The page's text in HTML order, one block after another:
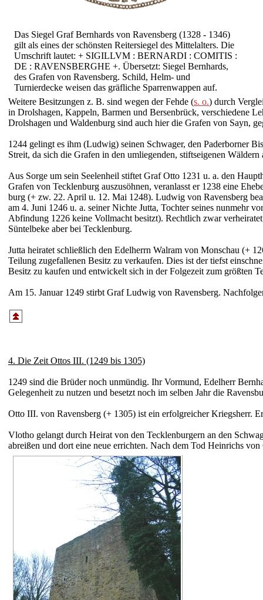
Das Siegel Graf Bernhards von Ravensberg (1328 - 1346)
gilt als eines der schönsten Reitersiegel des Mittelalters. Die
Umschrift lautet: + SIGILLVM : BERNARDI : COMITIS :
DE : RAVENSBERGHE +. Übersetzt: Siegel Bernhards,
des Grafen von Ravensberg. Schild, Helm- und
Turnierdecke weisen das gräfliche Sparrenwappen auf.
Weitere Besitz­ungen z. B. sind wegen der Fehde (s. o.) durch
in Drols­hagen, Kappeln, Barmen und Bersen­brück, verschie­dene
Drols­hagen und Walden­burg sind auch hier die Grafen von Sayn,
1244 gelingt es ihm (Ludwig) seinen Schwager, den Pader­borner
Streit, da sich die Grafen in den umlie­genden, stifts­eigenen
Aus Sorge um sein Seelen­heil stiftet Graf Otto 1231 u. a. den
Grafen von Tecklen­burg auszu­söhnen, veranlasst er 1238 eine
burg (+ zw. 22. April u. 12. Mai 1248). Ludwig von Ravens­berg
am 4. Juni 1246 u. a. seiner Nichte Jutta, Tochter seines nunmehr
Abfin­dung 1226 keine Voll­macht besitzt). Recht­lich zwar
Süntelbeke aber bei Tecklen­burg.
Jutta heira­tet schließ­lich den Edel­herrn Walram von Monschau (+
Teilung zuge­fal­lenen Besitz zu verkau­fen. Dies ist der tiefst
Besitz zu kaufen und entwickelt sich in der Folge­zeit zum größten
Am 15. Januar 1249 stirbt Graf Ludwig von Ravens­berg.
4. Die Zeit Ottos III. (1249 bis 1305)
1249 sind die Brüder noch unmündig. Ihr Vormund, Edel­herr
Gele­gen­heit zu nutzen und besetzt noch im selben Jahr die
Otto III. von Ravens­berg (+ 1305) ist ein erfolg­reicher Kriegs­herr.
Vlotho gelangt durch Heirat von den Tecklen­burgern an den
abreißen und dort eine neue errichten. Nach dem Tod Heinrichs